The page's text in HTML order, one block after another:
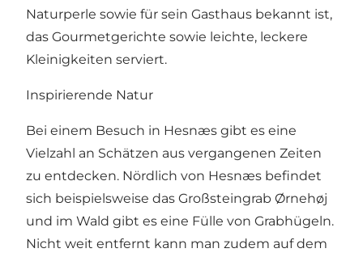
Naturperle sowie für sein Gasthaus bekannt ist,
das Gourmetgerichte sowie leichte, leckere
Kleinigkeiten serviert.
Inspirierende Natur
Bei einem Besuch in Hesnæs gibt es eine
Vielzahl an Schätzen aus vergangenen Zeiten
zu entdecken. Nördlich von Hesnæs befindet
sich beispielsweise das Großsteingrab Ørnehøj
und im Wald gibt es eine Fülle von Grabhügeln.
Nicht weit entfernt kann man zudem auf dem